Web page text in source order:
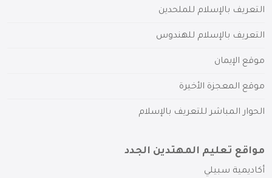
التعريف بالإسلام للملحدين
التعريف بالإسلام للهندوس
موقع الإيمان
موقع المعجزة الأخيرة
الحوار المباشر للتعريف بالإسلام
مواقع تعليم المهتدين الجدد
أكاديمية سبيلي